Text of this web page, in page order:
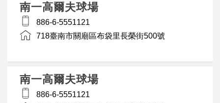
南一高爾夫球場
886-6-5551121
718臺南市關廟區布袋里長榮街500號
南一高爾夫球場
886-6-5551121